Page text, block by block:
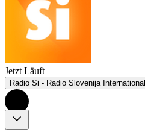
Jetzt Läuft
Radio Si - Radio Slovenija International